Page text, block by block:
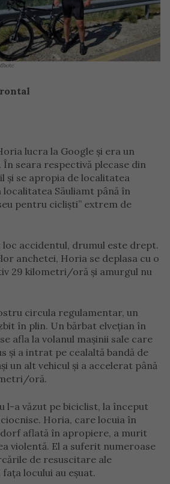
lucra la Google și era un
seara respectivă plecase din
și se apropia de localitatea
localitatea Säuliamt până în
pentru cicliști” extrem de
loc accidentul, drumul este drept.
anchetei, Horia se deplasa cu o
29 kilometri/oră și amurgul nu
circula regulamentar, un
în plin. Un bărbat elvețian în
afla la volanul mașinii sale care
și a intrat pe cealaltă bandă de
un alt vehicul și a accelerat până
oră.
l-a văzut pe biciclist, la început
Horia, care locuia în
aflată în apropiere, a murit
violentă. El a suferit numeroase
de resuscitare ale
locului au eșuat.